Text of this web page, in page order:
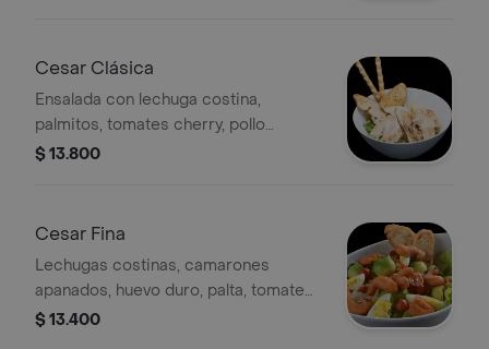
Cesar Clásica
Ensalada con lechuga costina,
palmitos, tomates cherry, pollo
grillado y reggianito
$ 13.800
Cesar Fina
Lechugas costinas, camarones
apanados, huevo duro, palta, tomate
cherry, crutones de focaccia y
$ 13.400